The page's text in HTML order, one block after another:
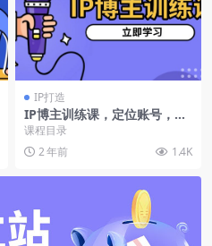
IP打造
IP博主训练课，定位账号，推
荐热门赛道，搭建涨粉架构，
拍出更吸粉视频
课程目录
2 年前
1.4K